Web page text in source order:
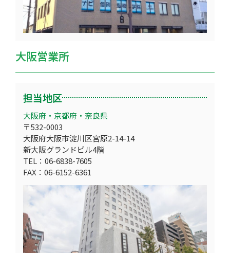
大阪営業所
担当地区
大阪府・京都府・奈良県
〒532-0003
大阪府大阪市淀川区宮原2-14-14
新大阪グランドビル4階
TEL：06-6838-7605
FAX：06-6152-6361